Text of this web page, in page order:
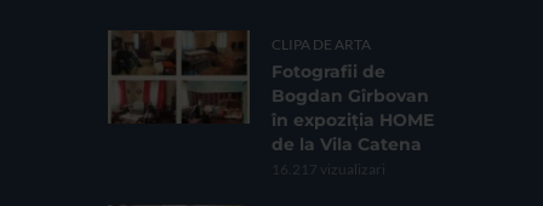
CLIPA DE ARTA
Fotografii de
Bogdan Gîrbovan
în expoziția HOME
de la Vila Catena
16.217 vizualizari